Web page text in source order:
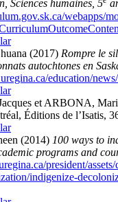
Sciences humaines, 5
webapps/
(2017) Rompre le
autochtones en
education/
et ARBONA,
Éditions de l’Isatis,
(2014) 100 ways to
programs and
president/
indigenize-